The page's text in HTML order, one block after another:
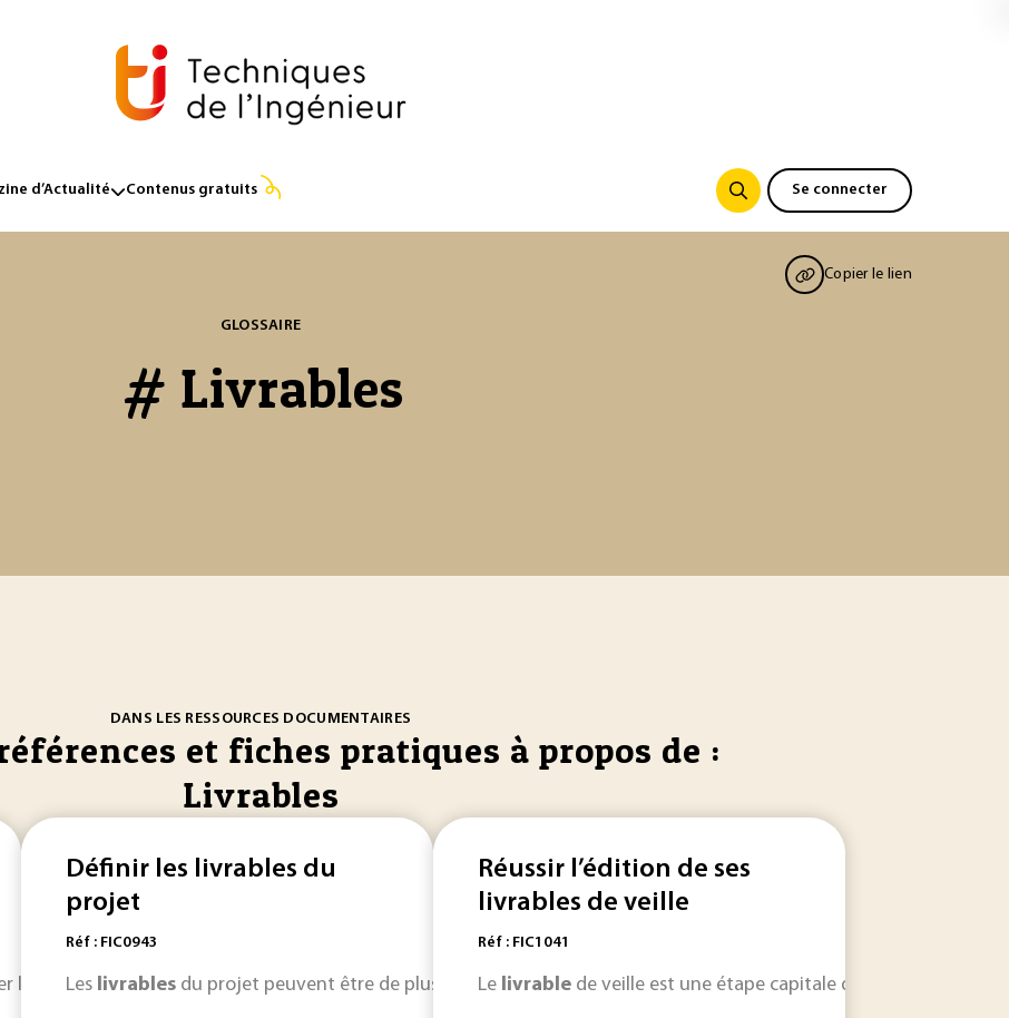
d’Actualité Contenus gratuits Se connecter
Copier le lien
GLOSSAIRE
# Livrables
DANS LES RESSOURCES DOCUMENTAIRES
et fiches pratiques à propos de :
Livrables
les livrablesdu projet. Le plan qualité du projet... ( livrablesà fournir) bornée entre une date de début et une date de
Définir les livrables du
projet
Réf : FIC0943
Les livrables du projet peuvent être de plusieurs natures : deslivrablesdu produit... correspondant au produit,
Réussir l’édition de ses
livrables de veille
Réf : FIC1041
Le livrable de veille est une étape capitale du processus de